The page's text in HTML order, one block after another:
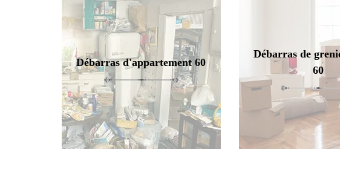
Débarras d'appartement 60
Débarras de
60